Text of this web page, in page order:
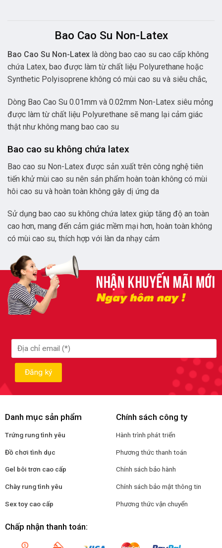
Bao Cao Su Non-Latex
Bao Cao Su Non-Latex là dòng bao cao su cao cấp không
chứa Latex, bao được làm từ chất liệu Polyurethane hoặc
Synthetic Polyisoprene không có mùi cao su và siêu chắc,
Dòng Bao Cao Su 0.01mm và 0.02mm Non-Latex siêu mỏng
được làm từ chất liệu Polyurethane sẽ mang lại cảm giác
thật như không mang bao cao su
Bao cao su không chứa latex
Bao cao su Non-Latex được sản xuất trên công nghệ tiên
tiến khử mùi cao su nên sản phẩm hoàn toàn không có mùi
hôi cao su và hoàn toàn không gây dị ứng da
Sử dụng bao cao su không chứa latex giúp tăng độ an toàn
cao hơn, mang đến cảm giác mềm mại hơn, hoàn toàn không
có mùi cao su, thích hợp với làn da nhạy cảm
Danh mục sản phẩm
Trứng rung tình yêu
Đồ chơi tình dục
Gel bôi trơn cao cấp
Chày rung tình yêu
Sex toy cao cấp
Chính sách công ty
Hành trình phát triển
Phương thức thanh toán
Chính sách bảo hành
Chính sách bảo mật thông tin
Phương thức vận chuyển
Chấp nhận thanh toán: